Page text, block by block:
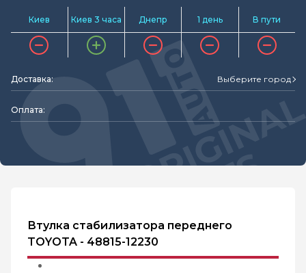
Киев Киев 3 часа Днепр 1 день В пути
Доставка: Выберите город
Оплата:
Втулка стабилизатора переднего
TOYOTA - 48815-12230